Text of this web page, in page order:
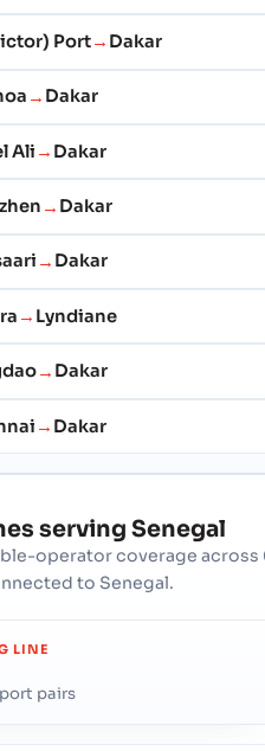
Port→ Dakar
→ Dakar
Ali → Dakar
→ Dakar
→ Dakar
→ Lyndiane
→ Dakar
→ Dakar
serving Senegal
operator coverage across
to Senegal.
LINE
pairs